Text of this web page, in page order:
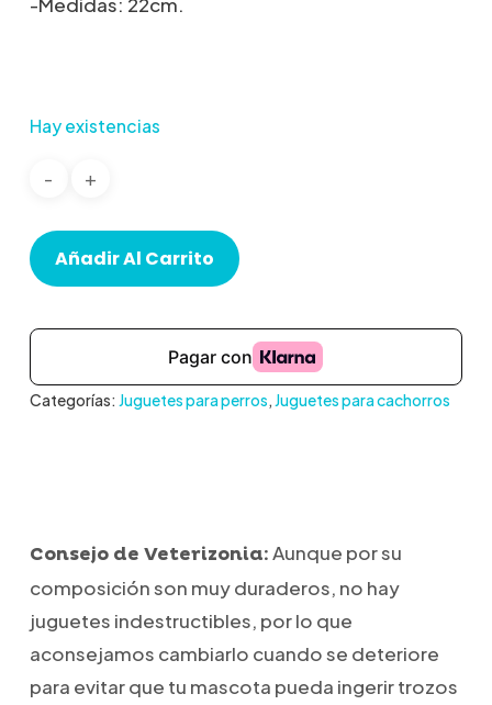
Hay existencias
Añadir Al Carrito
Categorías: Juguetes para perros, Juguetes para cachorros
Consejo de Veterizonia:Aunque por su
composición son muy duraderos, no hay
juguetes indestructibles, por lo que
aconsejamos cambiarlo cuando se deteriore
para evitar que tu mascota pueda ingerir trozos